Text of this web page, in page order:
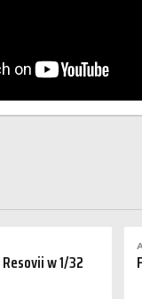
w 1/32